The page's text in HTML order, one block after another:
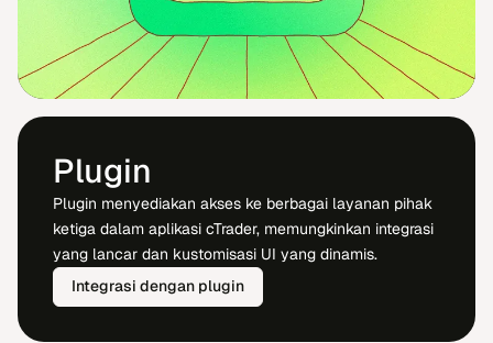
Plugin
Plugin menyediakan akses ke berbagai layanan pihak
ketiga dalam aplikasi cTrader, memungkinkan integrasi
yang lancar dan kustomisasi UI yang dinamis.
Integrasi dengan plugin